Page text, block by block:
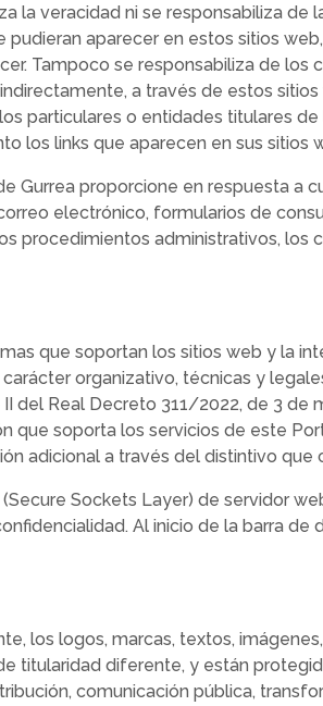
la veracidad ni se responsabiliza
aparecer en estos sitios
Tampoco se responsabiliza de
a través de estos
particulares o entidades titulares
los links que aparecen en sus sitios
Gurrea proporcione en respuesta a
electrónico, formularios de
procedimientos administrativos,
que soportan los sitios web y la
organizativo, técnicas y
del Real Decreto 311/2022, de 3 de
que soporta los servicios de este
adicional a través del distintivo que
Sockets Layer) de servidor
Al inicio de la barra
los logos, marcas, textos,
titularidad diferente, y están
comunicación pública,